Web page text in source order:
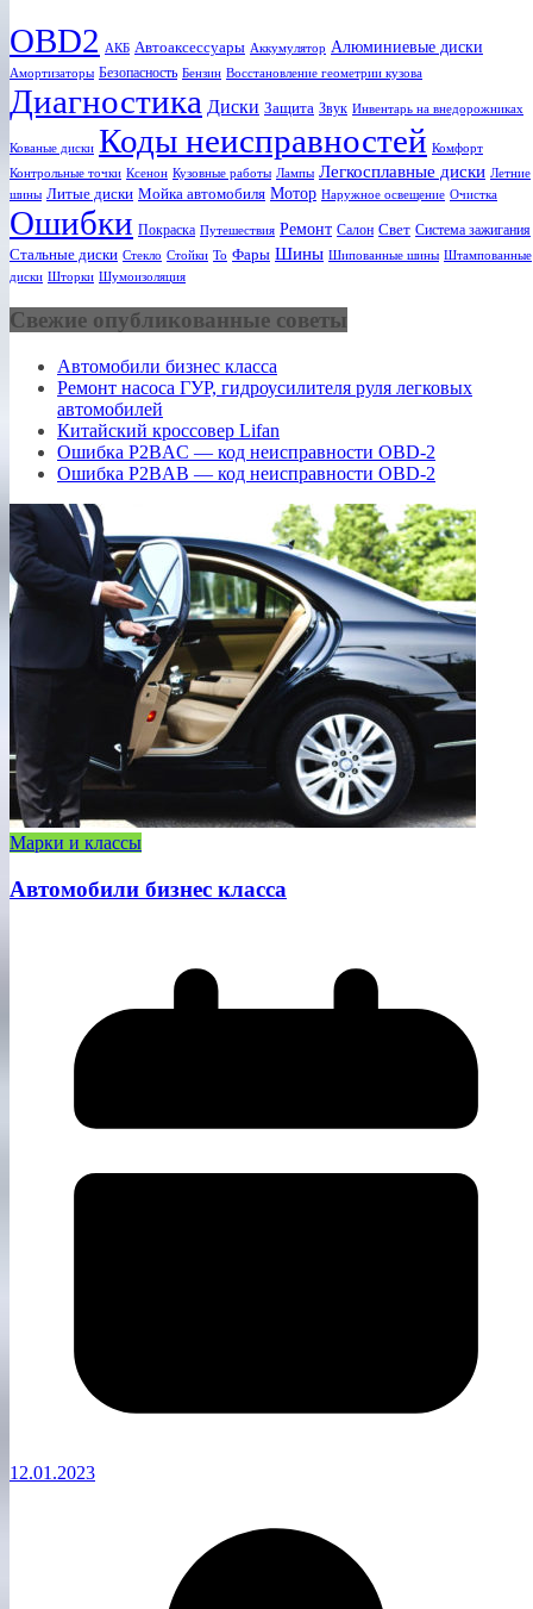
OBD2 АКБ Автоаксессуары Аккумулятор Алюминиевые диски
Амортизаторы Безопасность Бензин Восстановление геометрии кузова
Диагностика Диски Защита Звук Инвентарь на внедорожниках
Кованые диски Коды неисправностей Комфорт
Контрольные точки Ксенон Кузовные работы Лампы Легкосплавные диски Летние
шины Литые диски Мойка автомобиля Мотор Наружное освещение Очистка
Ошибки Покраска Путешествия Ремонт Салон Свет Система зажигания
Стальные диски Стекло Стойки То Фары Шины Шипованные шины Штампованные
диски Шторки Шумоизоляция
Свежие опубликованные советы
Автомобили бизнес класса
Ремонт насоса ГУР, гидроусилителя руля легковых
автомобилей
Китайский кроссовер Lifan
Ошибка P2BAC — код неисправности OBD-2
Ошибка P2BAB — код неисправности OBD-2
Марки и классы
Автомобили бизнес класса
12.01.2023